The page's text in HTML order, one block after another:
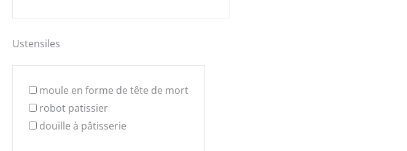
Ustensiles
moule en forme de tête de mort
robot patissier
douille à pâtisserie